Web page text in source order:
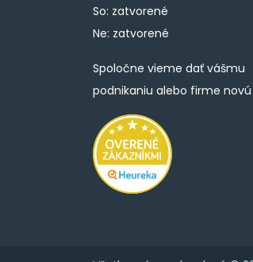
So: zatvorené
Ne: zatvorené
Spoločne vieme dať vášmu
podnikaniu alebo firme